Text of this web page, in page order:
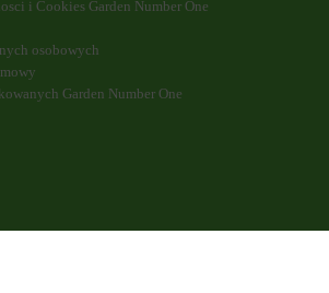
i Cookies Garden Number One
osobowych
Garden Number One